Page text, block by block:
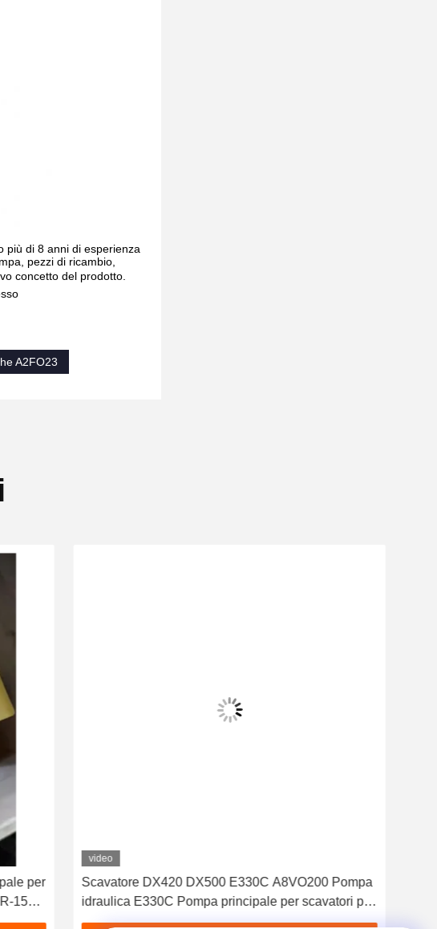
più di 8 anni di esperienza
pezzi di ricambio,
concetto del prodotto.
A2FO23
per
1551
video
Scavatore DX420 DX500 E330C A8VO200 Pompa
idraulica E330C Pompa principale per scavatori per
gatti